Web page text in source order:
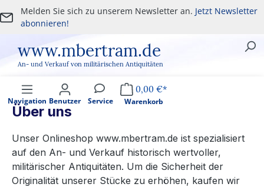
Zum Hauptinhalt springen
Melden Sie sich zu unserem Newsletter an. Jetzt Newsletter
abonnieren!
www.mbertram.de
An- und Verkauf von militärischen Antiquitäten
Navigation Benutzer Service
0,00 €*
Warenkorb
Über uns
Unser Onlineshop www.mbertram.de ist spezialisiert
auf den An- und Verkauf historisch wertvoller,
militärischer Antiquitäten. Um die Sicherheit der
Originalität unserer Stücke zu erhöhen, kaufen wir